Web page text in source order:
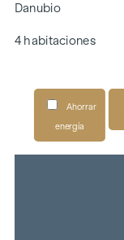
Danubio
4 habitaciones
Ahorrar
energía